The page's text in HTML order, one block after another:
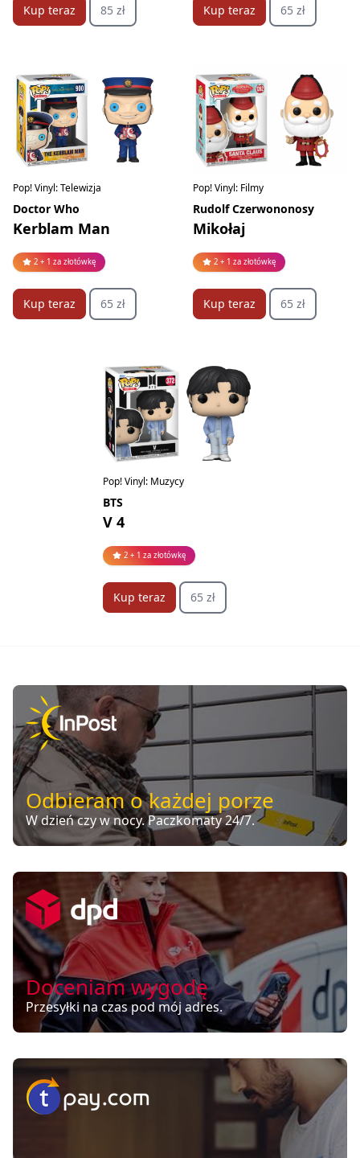
Kup teraz 85 zł Kup teraz 65 zł
Pop! Vinyl: Telewizja
Doctor Who
Kerblam Man
2 + 1 za złotówkę
Kup teraz 65 zł
Pop! Vinyl: Filmy
Rudolf Czerwononosy
Mikołaj
2 + 1 za złotówkę
Kup teraz 65 zł
Pop! Vinyl: Muzycy
BTS
V 4
2 + 1 za złotówkę
Kup teraz 65 zł
Odbieram o każdej porze
W dzień czy w nocy. Paczkomaty 24/7.
Doceniam wygodę
Przesyłki na czas pod mój adres.